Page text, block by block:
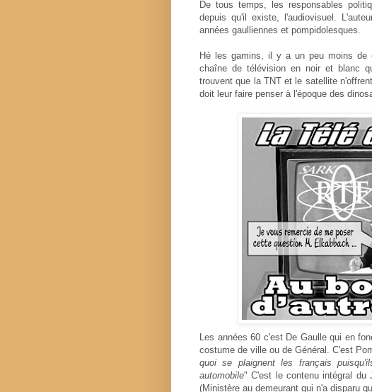
De tous temps, les responsables
depuis qu'il existe, l'audiovisuel.
années gaulliennes et pompidolesques.
Hé les gamins, il y a un peu moins de
chaîne de télévision en noir et blanc
trouvent que la TNT et le satellite
doit leur faire penser à l'époque des
Les années 60 c'est De Gaulle qui en
costume de ville ou de Général. C'est
quoi se plaignent les français
automobile" C'est le contenu intégral
(Ministère au demeurant qui n'a disparu